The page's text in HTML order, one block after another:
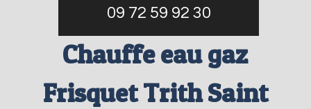
09 72 59 92 30
Chauffe eau gaz
Frisquet Trith Saint